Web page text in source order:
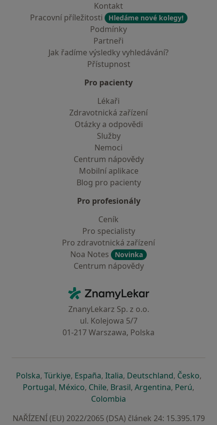
Kontakt
Pracovní příležitosti
Hledáme nové kolegy!
Podmínky
Partneři
Jak řadíme výsledky vyhledávání?
Přístupnost
Pro pacienty
Lékaři
Zdravotnická zařízení
Otázky a odpovědi
Služby
Nemoci
Centrum nápovědy
Mobilní aplikace
Blog pro pacienty
Pro profesionály
Ceník
Pro specialisty
Pro zdravotnická zařízení
Noa Notes
Novinka
Centrum nápovědy
ZnamyLekar - Hlavní stránka
ZnanyLekarz Sp. z o.o.
ul. Kolejowa 5/7
01-217 Warszawa, Polska
Polskase otevře v nové záložce
, Türkiyese otevře v nové záložce
, Españase otevře v nové záložce
, Italiase otevře v nové záložce
, Deutschlandse otevře v
, Českose
,
Portugalse otevře v nové záložce
, Méxicose otevře v nové záložce
, Chilese otevře v nové záložce
, Brasilse otevře v nové
, Argentinase otevře v
, Perúse
,
Colombia
NAŘÍZENÍ (EU) 2022/2065 (DSA) článek 24: 15.395.179